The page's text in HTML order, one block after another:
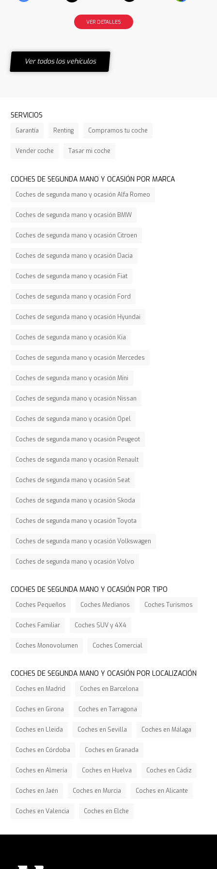
VER DETALLES
Ver todos los vehículos
SERVICIOS
Garantía Renting Compramos tu coche
Vender coche Tasar mi coche
COCHES DE SEGUNDA MANO Y OCASIÓN POR MARCA
Coches de segunda mano y ocasión Alfa Romeo
Coches de segunda mano y ocasión BMW
Coches de segunda mano y ocasión Citroen
Coches de segunda mano y ocasión Dacia
Coches de segunda mano y ocasión Fiat
Coches de segunda mano y ocasión Ford
Coches de segunda mano y ocasión Hyundai
Coches de segunda mano y ocasión Kia
Coches de segunda mano y ocasión Mercedes
Coches de segunda mano y ocasión Mini
Coches de segunda mano y ocasión Nissan
Coches de segunda mano y ocasión Opel
Coches de segunda mano y ocasión Peugeot
Coches de segunda mano y ocasión Renault
Coches de segunda mano y ocasión Seat
Coches de segunda mano y ocasión Skoda
Coches de segunda mano y ocasión Toyota
Coches de segunda mano y ocasión Volkswagen
Coches de segunda mano y ocasión Volvo
COCHES DE SEGUNDA MANO Y OCASIÓN POR TIPO
Coches Pequeños Coches Medianos Coches Turismos
Coches Familiar Coches SUV y 4X4
Coches Monovolumen Coches Comercial
COCHES DE SEGUNDA MANO Y OCASIÓN POR LOCALIZACIÓN
Coches en Madrid Coches en Barcelona
Coches en Girona Coches en Tarragona
Coches en Lleida Coches en Sevilla Coches en Málaga
Coches en Córdoba Coches en Granada
Coches en Almería Coches en Huelva Coches en Cádiz
Coches en Jaén Coches en Murcia Coches en Alicante
Coches en Valencia Coches en Elche